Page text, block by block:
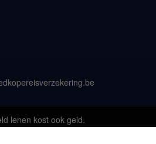
lenen kost ook geld.